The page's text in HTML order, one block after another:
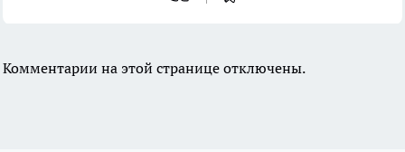
Комментарии на этой странице отключены.